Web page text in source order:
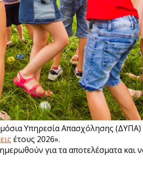
Υπηρεσία Απασχόλησης
έτους 2026».
για τα αποτελέσματα